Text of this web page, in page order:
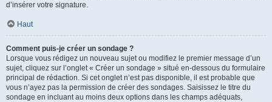
d’insérer votre signature.
Haut
Comment puis-je créer un sondage ?
Lorsque vous rédigez un nouveau sujet ou modifiez le premier message d’un
sujet, cliquez sur l’onglet « Créer un sondage » situé en-dessous du formulaire
principal de rédaction. Si cet onglet n’est pas disponible, il est probable que
vous n’ayez pas la permission de créer des sondages. Saisissez le titre du
sondage en incluant au moins deux options dans les champs adéquats,